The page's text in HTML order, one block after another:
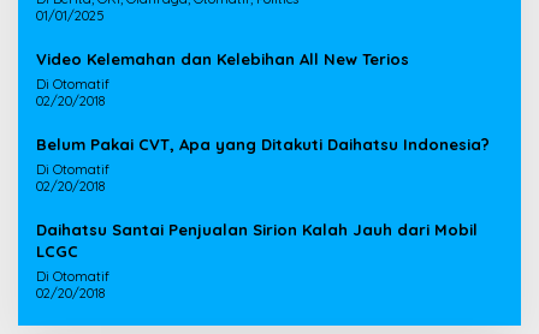
01/01/2025
Video Kelemahan dan Kelebihan All New Terios
Di Otomatif
02/20/2018
Belum Pakai CVT, Apa yang Ditakuti Daihatsu Indonesia?
Di Otomatif
02/20/2018
Daihatsu Santai Penjualan Sirion Kalah Jauh dari Mobil
LCGC
Di Otomatif
02/20/2018